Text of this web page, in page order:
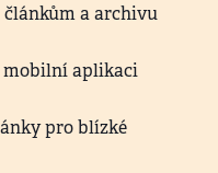
a archivu
mobilní aplikaci
pro blízké